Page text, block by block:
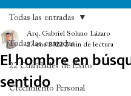
Todas las entradas
22 Cualidades de Éxito
Crecimiento Personal
Todas las entradas
El hombre en
sentido
Arq. Gabriel Solano Lázaro
27 ene 2022 2 min de lectura